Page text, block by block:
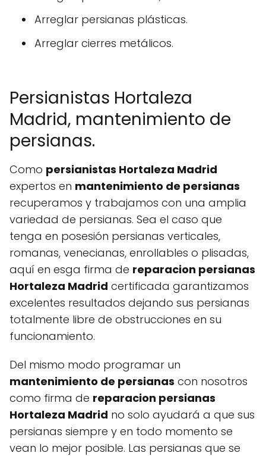
Arreglar persianas plásticas.
Arreglar cierres metálicos.
Persianistas Hortaleza
Madrid, mantenimiento de
persianas.
Como persianistas Hortaleza Madrid
expertos en mantenimiento de persianas
recuperamos y trabajamos con una amplia
variedad de persianas. Sea el caso que
tenga en posesión persianas verticales,
romanas, venecianas, enrollables o plisadas,
aquí en esga firma de reparacion persianas
Hortaleza Madrid certificada garantizamos
excelentes resultados dejando sus persianas
totalmente libre de obstrucciones en su
funcionamiento.
Del mismo modo programar un
mantenimiento de persianas con nosotros
como firma de reparacion persianas
Hortaleza Madrid no solo ayudará a que sus
persianas siempre y en todo momento se
vean lo mejor posible. Las persianas que se